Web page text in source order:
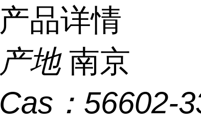
产品详情
产地 南京
Cas： 56602-